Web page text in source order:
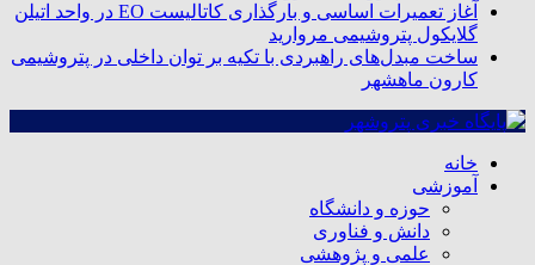
آغاز تعمیرات اساسی و بارگذاری کاتالیست EO در واحد اتیلن
گلایکول پتروشیمی مروارید
ساخت مبدل‌های راهبردی با تکیه بر توان داخلی در پتروشیمی
کارون ماهشهر
خانه
آموزشی
حوزه و دانشگاه
دانش و فناوری
علمی و پژوهشی